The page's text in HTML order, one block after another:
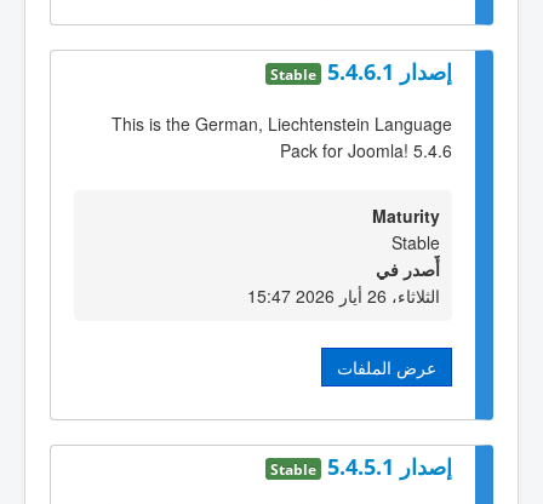
إصدار 5.4.6.1 Stable
This is the German, Liechtenstein Language
Pack for Joomla! 5.4.6
Maturity
Stable
أٌصدر في
الثلاثاء، 26 أيار 2026 15:47
عرض الملفات
إصدار 5.4.5.1 Stable